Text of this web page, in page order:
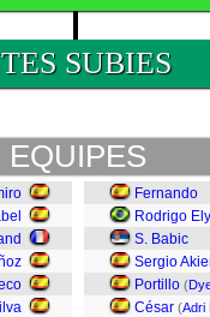
SUBIES
EQUIPES
Fernando
Rodrigo Ely
S. Babic
Sergio
Portillo (
César (Adri